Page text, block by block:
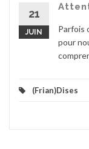
21
JUIN
Parfois
pour
(Frian)Dises